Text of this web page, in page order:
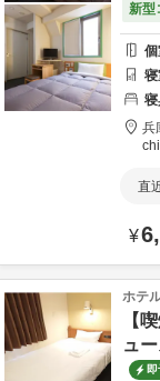
新型
兵
chi
直
¥
ホテ
【
ュ